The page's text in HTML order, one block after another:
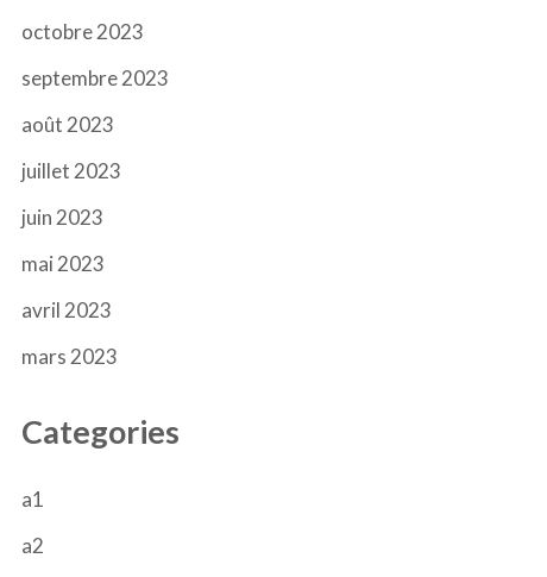
octobre 2023
septembre 2023
août 2023
juillet 2023
juin 2023
mai 2023
avril 2023
mars 2023
Categories
a1
a2